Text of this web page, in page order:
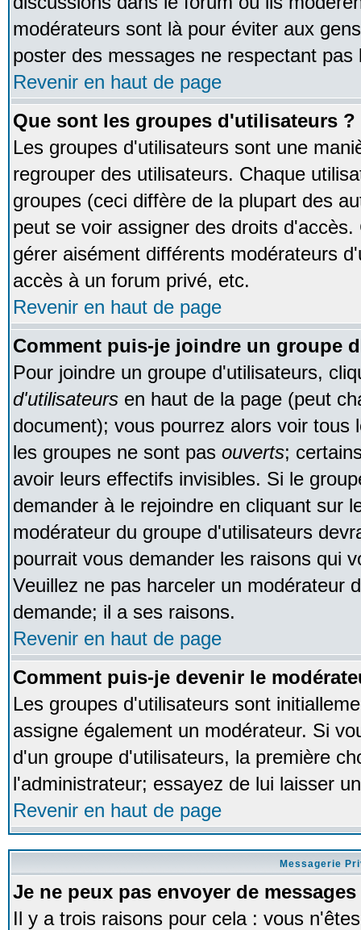
modérateurs sont là pour éviter aux
poster des messages ne respectant pas
Revenir en haut de page
Que sont les groupes d'utilisateurs ?
Les groupes d'utilisateurs sont une
regrouper des utilisateurs. Chaque
groupes (ceci diffère de la plupart des
peut se voir assigner des droits
gérer aisément différents modérateurs
accès à un forum privé, etc.
Revenir en haut de page
Comment puis-je joindre un groupe
Pour joindre un groupe d'utilisateurs,
d'utilisateurs en haut de la page (peut
document); vous pourrez alors voir tous
les groupes ne sont pas ouverts;
avoir leurs effectifs invisibles. Si le
demander à le rejoindre en cliquant sur
modérateur du groupe d'utilisateurs
pourrait vous demander les raisons qui
Veuillez ne pas harceler un modérateur
demande; il a ses raisons.
Revenir en haut de page
Comment puis-je devenir le
Les groupes d'utilisateurs sont
assigne également un modérateur. Si
d'un groupe d'utilisateurs, la première
l'administrateur; essayez de lui laisser
Revenir en haut de page
Messagerie
Je ne peux pas envoyer de
Il y a trois raisons pour cela : vous